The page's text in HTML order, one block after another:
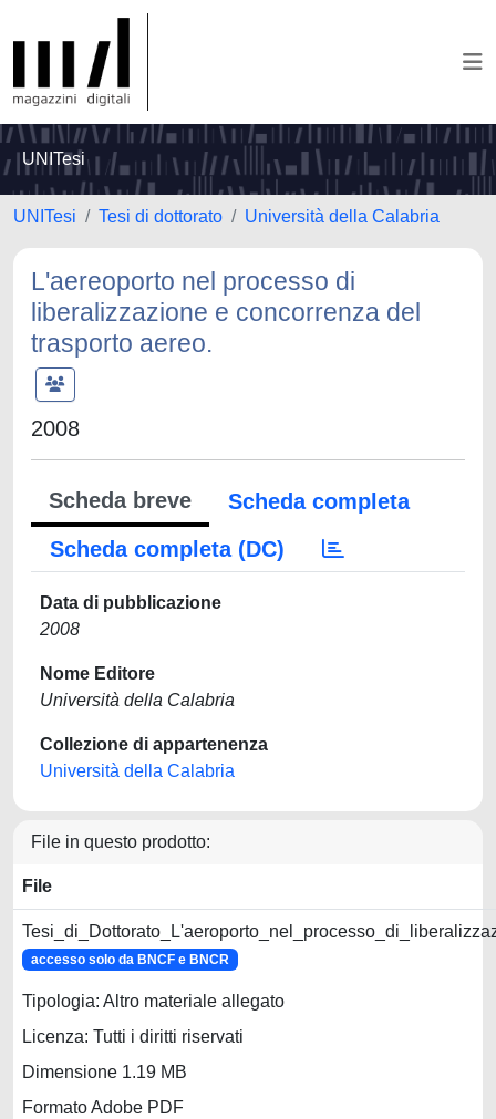
UNITesi
UNITesi Tesi di dottorato Università della Calabria
L'aereoporto nel processo di
liberalizzazione e concorrenza del
trasporto aereo.
2008
Scheda breve
Scheda completa
Scheda completa (DC)
Data di pubblicazione
2008
Nome Editore
Università della Calabria
Collezione di appartenenza
Università della Calabria
File in questo prodotto:
File
accesso solo da BNCF e BNCR
Tipologia: Altro materiale allegato
Licenza: Tutti i diritti riservati
Dimensione 1.19 MB
Formato Adobe PDF